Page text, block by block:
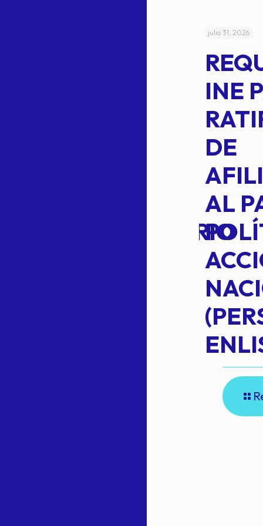
EXTRAORDINARIO
julio 31, 2026
INE
DE
AL